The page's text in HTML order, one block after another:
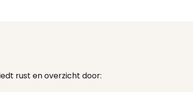
rust en overzicht door: